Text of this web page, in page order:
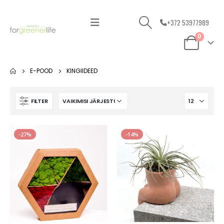
+372 53977989
0
E-POOD KINGIIDEED
FILTER
-27% -14%